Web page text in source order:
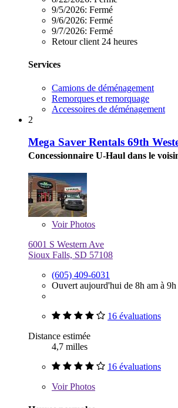
9/5/2026: Fermé
9/6/2026: Fermé
9/7/2026: Fermé
Retour client 24 heures
Services
Camions de déménagement
Remorques et remorquage
Accessoires de déménagement
2
Mega Saver Rentals 69th
Concessionnaire U-Haul dans le
VoirPhotos
6001 S Western Ave
Sioux Falls, SD 57108
(605) 409-6031
Ouvert aujourd'hui de 8h am à
16 évaluations
Distance estimée
4,7 milles
16 évaluations
VoirPhotos